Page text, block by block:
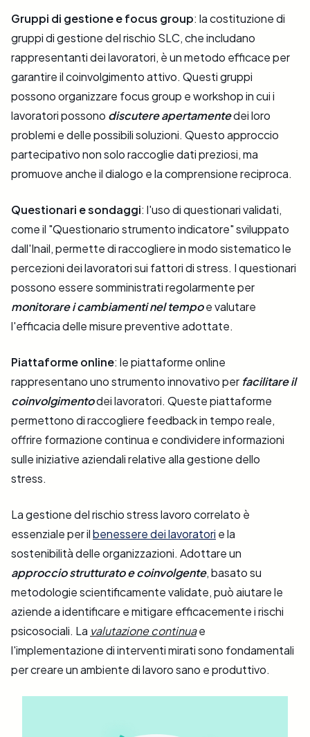
Gruppi di gestione e focus group: la costituzione di
gruppi di gestione del rischio SLC, che includano
rappresentanti dei lavoratori, è un metodo efficace per
garantire il coinvolgimento attivo. Questi gruppi
possono organizzare focus group e workshop in cui i
lavoratori possono discutere apertamentedei loro
problemi e delle possibili soluzioni. Questo approccio
partecipativo non solo raccoglie dati preziosi, ma
promuove anche il dialogo e la comprensione reciproca​​.
Questionari e sondaggi: l'uso di questionari validati,
come il "Questionario strumento indicatore" sviluppato
dall'Inail, permette di raccogliere in modo sistematico le
percezioni dei lavoratori sui fattori di stress. I questionari
possono essere somministrati regolarmente per
monitorare i cambiamenti nel tempoe valutare
l'efficacia delle misure preventive adottate​​.
Piattaforme online: le piattaforme online
rappresentano uno strumento innovativo per facilitare il
coinvolgimentodei lavoratori. Queste piattaforme
permettono di raccogliere feedback in tempo reale,
offrire formazione continua e condividere informazioni
sulle iniziative aziendali relative alla gestione dello
stress.
La gestione del rischio stress lavoro correlato è
essenziale per ilbenessere dei lavoratori e la
sostenibilità delle organizzazioni. Adottare un
approccio strutturato e coinvolgente, basato su
metodologie scientificamente validate, può aiutare le
aziende a identificare e mitigare efficacemente i rischi
psicosociali. La valutazione continuae
l'implementazione di interventi mirati sono fondamentali
per creare un ambiente di lavoro sano e produttivo.